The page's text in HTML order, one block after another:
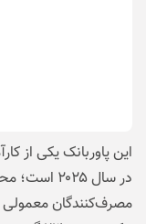
در سال
مصرف‌کنندگان